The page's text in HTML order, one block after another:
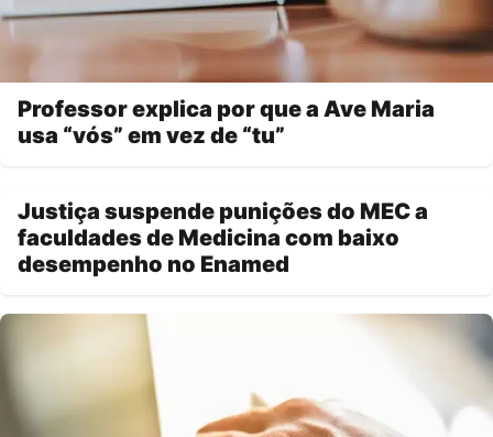
Professor explica por que a Ave Maria
usa “vós” em vez de “tu”
Justiça suspende punições do MEC a
faculdades de Medicina com baixo
desempenho no Enamed